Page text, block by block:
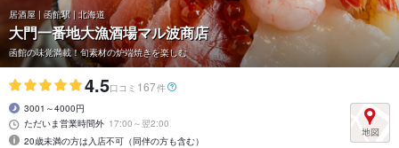
居酒屋 | 函館駅 | 北海道
大門一番地大漁酒場マル波商店
函館の味覚満載！旬素材の炉端焼きを楽しむ
4.5口コミ 167件
3001～4000円
ただいま営業時間外 17:00～翌2:00
20歳未満の方は入店不可（同伴の方も含む）